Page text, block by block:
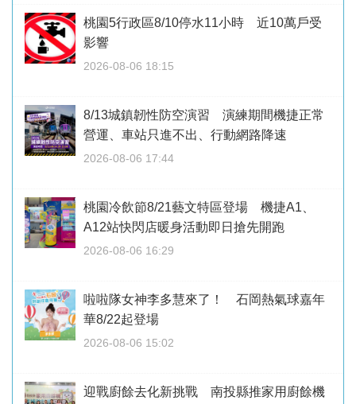
桃園5行政區8/10停水11小時 近10萬戶受
影響
2026-08-06 18:15
8/13城鎮韌性防空演習 演練期間機捷正常
營運、車站只進不出、行動網路降速
2026-08-06 17:44
桃園冷飲節8/21藝文特區登場 機捷A1、
A12站快閃店暖身活動即日搶先開跑
2026-08-06 16:29
啦啦隊女神李多慧來了！ 石岡熱氣球嘉年
華8/22起登場
2026-08-06 15:02
迎戰廚餘去化新挑戰 南投縣推家用廚餘機